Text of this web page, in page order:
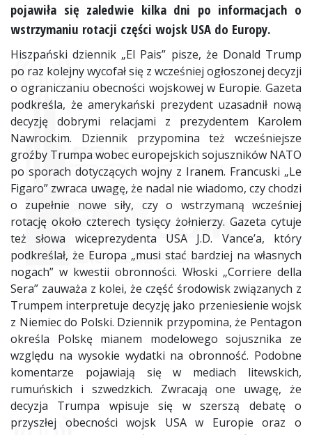
pojawiła się zaledwie kilka dni po informacjach o
wstrzymaniu rotacji części wojsk USA do Europy.
Hiszpański dziennik „El Pais” pisze, że Donald Trump
po raz kolejny wycofał się z wcześniej ogłoszonej decyzji
o ograniczaniu obecności wojskowej w Europie. Gazeta
podkreśla, że amerykański prezydent uzasadnił nową
decyzję dobrymi relacjami z prezydentem Karolem
Nawrockim. Dziennik przypomina też wcześniejsze
groźby Trumpa wobec europejskich sojuszników NATO
po sporach dotyczących wojny z Iranem. Francuski „Le
Figaro” zwraca uwagę, że nadal nie wiadomo, czy chodzi
o zupełnie nowe siły, czy o wstrzymaną wcześniej
rotację około czterech tysięcy żołnierzy. Gazeta cytuje
też słowa wiceprezydenta USA J.D. Vance’a, który
podkreślał, że Europa „musi stać bardziej na własnych
nogach” w kwestii obronności. Włoski „Corriere della
Sera” zauważa z kolei, że część środowisk związanych z
Trumpem interpretuje decyzję jako przeniesienie wojsk
z Niemiec do Polski. Dziennik przypomina, że Pentagon
określa Polskę mianem modelowego sojusznika ze
względu na wysokie wydatki na obronność. Podobne
komentarze pojawiają się w mediach litewskich,
rumuńskich i szwedzkich. Zwracają one uwagę, że
decyzja Trumpa wpisuje się w szerszą debatę o
przyszłej obecności wojsk USA w Europie oraz o